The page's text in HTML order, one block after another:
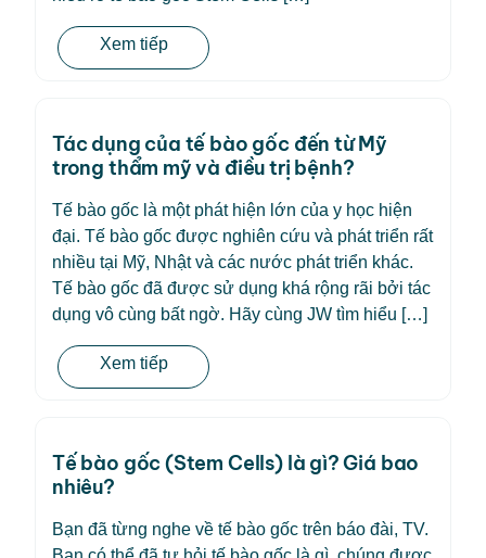
Xem tiếp
Tác dụng của tế bào gốc đến từ Mỹ
trong thẩm mỹ và điều trị bệnh?
Tế bào gốc là một phát hiện lớn của y học hiện
đại. Tế bào gốc được nghiên cứu và phát triển rất
nhiều tại Mỹ, Nhật và các nước phát triển khác.
Tế bào gốc đã được sử dụng khá rộng rãi bởi tác
dụng vô cùng bất ngờ. Hãy cùng JW tìm hiểu […]
Xem tiếp
Tế bào gốc (Stem Cells) là gì? Giá bao
nhiêu?
Bạn đã từng nghe về tế bào gốc trên báo đài, TV.